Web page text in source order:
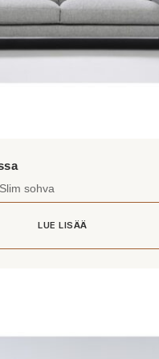
sohva
LUE LISÄÄ